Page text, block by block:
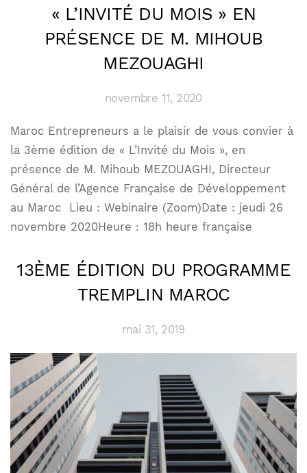
« L’INVITÉ DU MOIS » EN
PRÉSENCE DE M. MIHOUB
MEZOUAGHI
novembre 11, 2020
Maroc Entrepreneurs a le plaisir de vous convier à
la 3ème édition de « L’Invité du Mois », en
présence de M. Mihoub MEZOUAGHI, Directeur
Général de l’Agence Française de Développement
au Maroc Lieu : Webinaire (Zoom)Date : jeudi 26
novembre 2020Heure : 18h heure française
13ÈME ÉDITION DU PROGRAMME
TREMPLIN MAROC
mai 31, 2019